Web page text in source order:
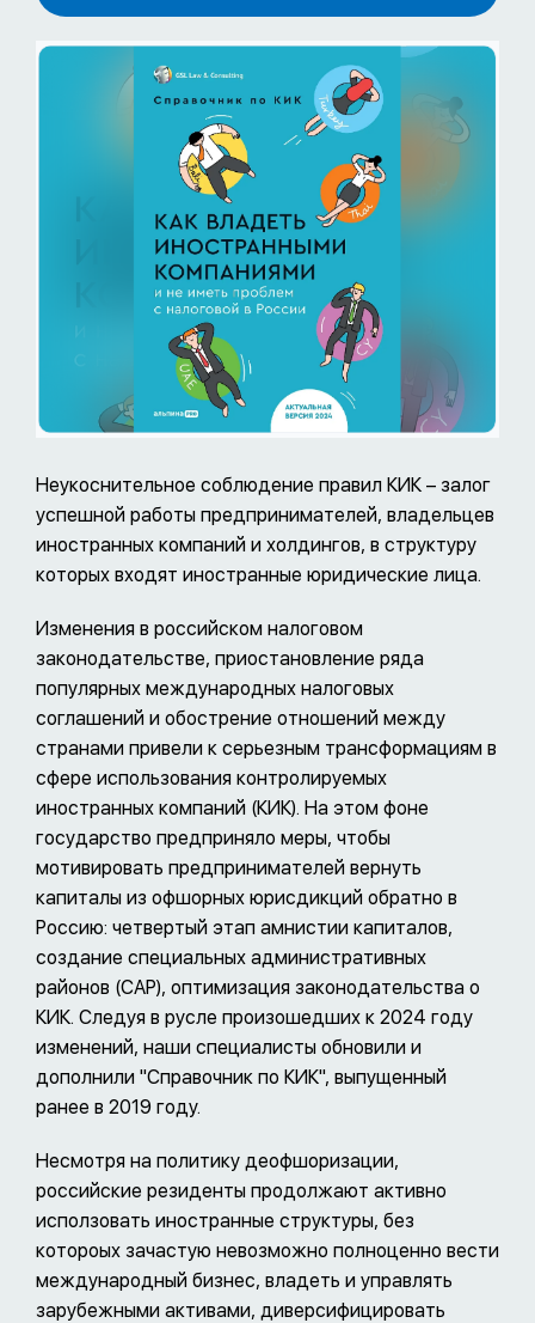
Неукоснительное соблюдение правил КИК – залог
успешной работы предпринимателей, владельцев
иностранных компаний и холдингов, в структуру
которых входят иностранные юридические лица.
Изменения в российском налоговом
законодательстве, приостановление ряда
популярных международных налоговых
соглашений и обострение отношений между
странами привели к серьезным трансформациям в
сфере использования контролируемых
иностранных компаний (КИК). На этом фоне
государство предприняло меры, чтобы
мотивировать предпринимателей вернуть
капиталы из офшорных юрисдикций обратно в
Россию: четвертый этап амнистии капиталов,
создание специальных административных
районов (САР), оптимизация законодательства о
КИК. Следуя в русле произошедших к 2024 году
изменений, наши специалисты обновили и
дополнили "Справочник по КИК", выпущенный
ранее в 2019 году.
Несмотря на политику деофшоризации,
российские резиденты продолжают активно
исползовать иностранные структуры, без
котороых зачастую невозможно полноценно вести
международный бизнес, владеть и управлять
зарубежными активами, диверсифицировать